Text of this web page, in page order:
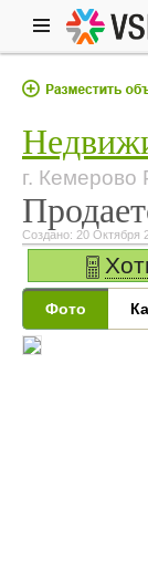
г. Кемерово
Создано: 20 Октября
Фото